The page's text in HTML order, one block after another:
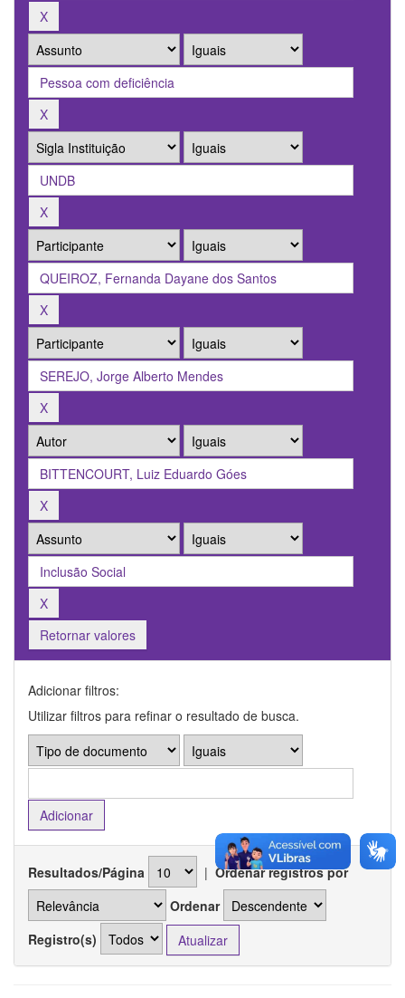
Retornar valores
Adicionar filtros:
Utilizar filtros para refinar o resultado de busca.
Resultados/Página | Ordenar registros por
Ordenar
Registro(s)